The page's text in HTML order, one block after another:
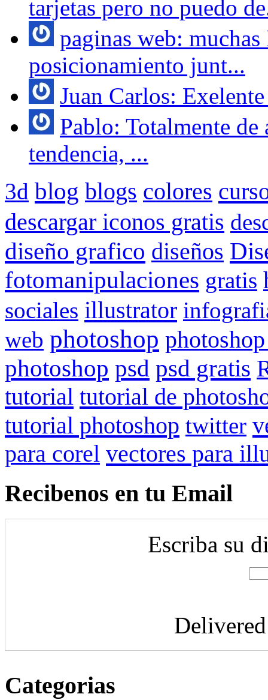
tarjetas pero no puedo
paginas web:
posicionamiento junt...
Juan Carlos:
Pablo: Totalmente
tendencia, ...
3d blog blogs colores
descargar iconos gratis
diseño grafico diseños
fotomanipulaciones gratis
sociales illustrator
web photoshop
photoshop psd psd gratis
tutorial tutorial de
tutorial photoshop twitter
para corel vectores para
Recibenos en tu Email
Escriba su
Categorias